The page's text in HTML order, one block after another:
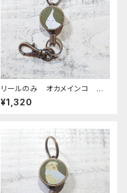
リールのみ オカメインコ ア
ルビノ グリーン ぽわんシリ
ーズ おかめいんこ
¥1,320